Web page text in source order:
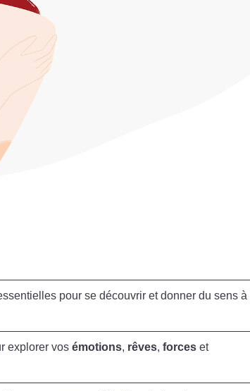
pour se découvrir et donner du sens à
explorer vosémotions, rêves,forces et